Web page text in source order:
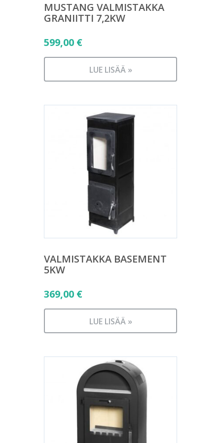
MUSTANG VALMISTAKKA
GRANIITTI 7,2KW
599,00 €
LUE LISÄÄ »
VALMISTAKKA BASEMENT
5KW
369,00 €
LUE LISÄÄ »